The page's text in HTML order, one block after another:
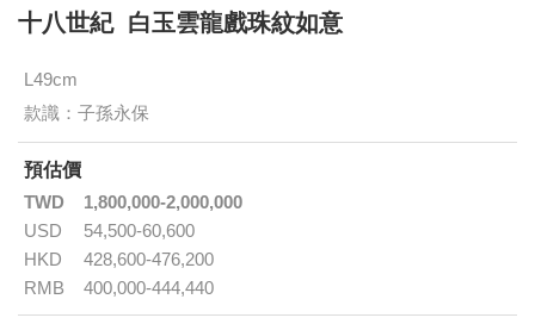
十八世紀 白玉雲龍戲珠紋如意
L49cm
款識：子孫永保
預估價
TWD
1,800,000-2,000,000
USD
54,500-60,600
HKD
428,600-476,200
RMB
400,000-444,440